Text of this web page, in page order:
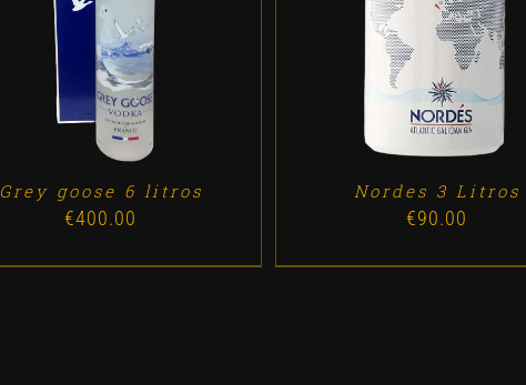
ADD TO CART / DETALLES
Grey goose 6 litros
€400.00
ADD TO CART / DETALLES
Nordes 3 Litros
€90.00